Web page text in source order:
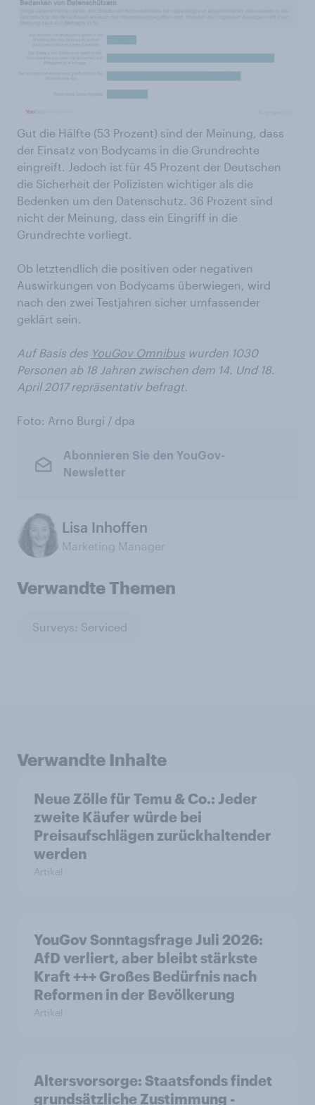
Gut die Hälfte (53 Prozent) sind der Meinung, dass
der Einsatz von Bodycams in die Grundrechte
eingreift. Jedoch ist für 45 Prozent der Deutschen
die Sicherheit der Polizisten wichtiger als die
Bedenken um den Datenschutz. 36 Prozent sind
nicht der Meinung, dass ein Eingriff in die
Grundrechte vorliegt.
Ob letztendlich die positiven oder negativen
Auswirkungen von Bodycams überwiegen, wird
nach den zwei Testjahren sicher umfassender
geklärt sein.
Auf Basis des YouGov Omnibus wurden 1030
Personen ab 18 Jahren zwischen dem 14. Und 18.
April 2017 repräsentativ befragt.
Foto: Arno Burgi / dpa
Abonnieren Sie den YouGov-
Newsletter
Lisa Inhoffen
Marketing Manager
Verwandte Themen
Surveys: Serviced
Verwandte Inhalte
Neue Zölle für Temu & Co.: Jeder
zweite Käufer würde bei
Preisaufschlägen zurückhaltender
werden
Artikel
YouGov Sonntagsfrage Juli 2026:
AfD verliert, aber bleibt stärkste
Kraft +++ Großes Bedürfnis nach
Reformen in der Bevölkerung
Artikel
Altersvorsorge: Staatsfonds findet
grundsätzliche Zustimmung -